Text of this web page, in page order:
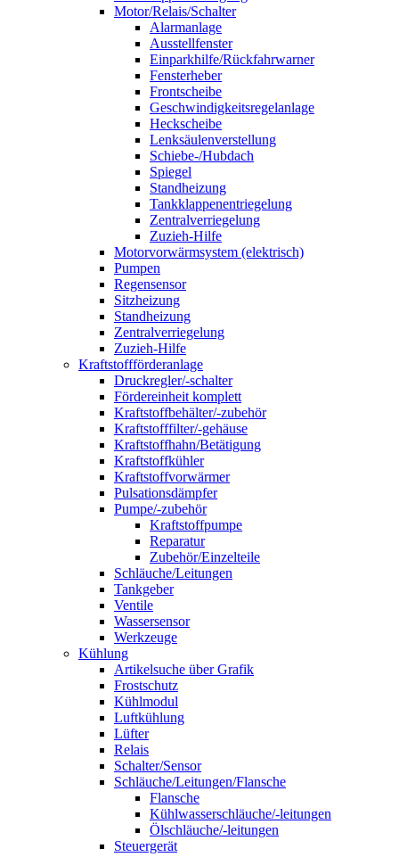
Motor/Relais/Schalter
Alarmanlage
Ausstellfenster
Einparkhilfe/Rückfahrwarner
Fensterheber
Frontscheibe
Geschwindigkeitsregelanlage
Heckscheibe
Lenksäulenverstellung
Schiebe-/Hubdach
Spiegel
Standheizung
Tankklappenentriegelung
Zentralverriegelung
Zuzieh-Hilfe
Motorvorwärmsystem (elektrisch)
Pumpen
Regensensor
Sitzheizung
Standheizung
Zentralverriegelung
Zuzieh-Hilfe
Kraftstoffförderanlage
Druckregler/-schalter
Fördereinheit komplett
Kraftstoffbehälter/-zubehör
Kraftstofffilter/-gehäuse
Kraftstoffhahn/Betätigung
Kraftstoffkühler
Kraftstoffvorwärmer
Pulsationsdämpfer
Pumpe/-zubehör
Kraftstoffpumpe
Reparatur
Zubehör/Einzelteile
Schläuche/Leitungen
Tankgeber
Ventile
Wassersensor
Werkzeuge
Kühlung
Artikelsuche über Grafik
Frostschutz
Kühlmodul
Luftkühlung
Lüfter
Relais
Schalter/Sensor
Schläuche/Leitungen/Flansche
Flansche
Kühlwasserschläuche/-leitungen
Ölschläuche/-leitungen
Steuergerät